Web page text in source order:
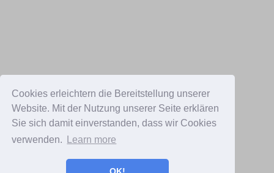
Cookies erleichtern die Bereitstellung unserer
Website. Mit der Nutzung unserer Seite erklären
Sie sich damit einverstanden, dass wir Cookies
verwenden.
Learn more